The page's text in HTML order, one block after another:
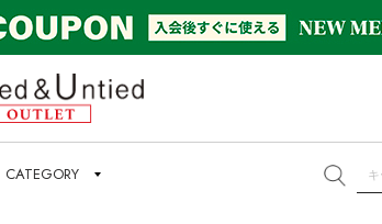
CATEGORY